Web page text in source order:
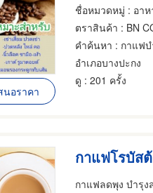
นอราคา
ชื่อหมวดหมู่ : อาห
ตราสินค้า : BN
คำค้นหา : กาแฟ
อำเภอบางปะกง
ดู : 201 ครั้ง
กาแฟลดพุง บำรุง